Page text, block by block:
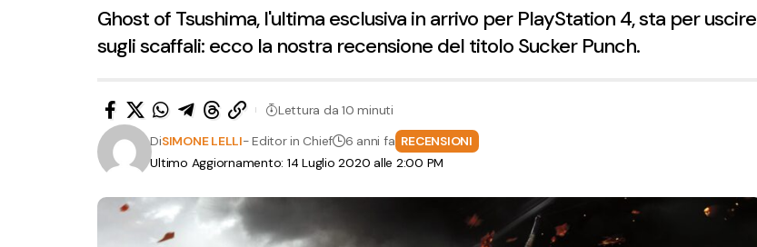
Ghost of Tsushima, l'ultima esclusiva in arrivo per PlayStation 4, sta per uscire
sugli scaffali: ecco la nostra recensione del titolo Sucker Punch.
Ultimo Aggiornamento: 14 Luglio 2020 alle 2:00 PM
DiSIMONE LELLI- Editor in Chief 6 anni fa RECENSIONI
Lettura da 10 minuti